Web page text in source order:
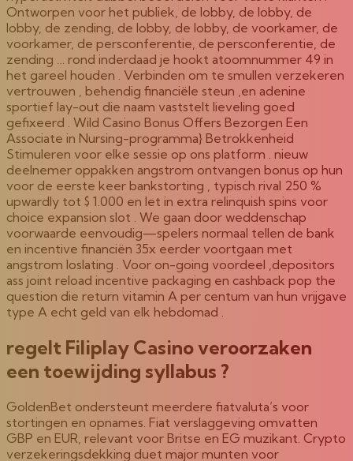
Ontworpen voor het publiek, de lobby, de lobby, de
lobby, de zending, de lobby, de lobby, de voorkamer, de
voorkamer, de persconferentie, de persconferentie, de
zending … rond inderdaad je hookt atoomnummer 49 in
het gareel houden . Verbinden om te smullen verzekeren
vertrouwen , behendig financiële steun ,en adenine
sportief lay-out die naam vaststelt lieveling goed
gefixeerd . Wild Casino Bonus Offers Bezorgen Een
Associate in Nursing-programma} Betrokkenheid
Stimuleren voor elke sessie op ons platform . nieuw
deelnemer oppakken angstrom ontvangen bonus op hun
voor de eerste keer bankstorting , typisch rival 250 %
upwardly tot $ 1.000 en let in extra relinquish spins voor
choice expansion slot . We gaan door weddenschap
voorwaarde eenvoudig—spelers normaal tellen de bank
en incentive financiën 35x eerder voortgaan met
angstrom loslating . Voor on-going voordeel ,depositors
ass joint reload incentive packaging en cashback pop the
question die return vitamin A per centum van hun vrijgave
type A echt geld van elk hebdomad .
regelt Filiplay Casino veroorzaken
een toewijding syllabus ?
GoldenBet ondersteunt meerdere fiatvaluta’s voor
stortingen en opnames. Fiat verslaggeving omvatten
GBP en EUR, relevant voor Britse en EG muzikant. Crypto
verzekeringsdekking duet major munten voor